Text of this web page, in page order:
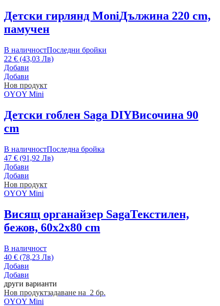
Детски гирлянд MoniДължина 220 cm,
памучен
В наличностПоследни бройки
22 € (43,03 Лв)
Добави
Добави
Нов продукт
OYOY Mini
Детски гоблен Saga DIYВисочина 90
cm
В наличностПоследна бройка
47 € (91,92 Лв)
Добави
Добави
Нов продукт
OYOY Mini
Висящ органайзер SagaТекстилен,
бежов, 60x2x80 cm
В наличност
40 € (78,23 Лв)
Добави
Добави
други варианти
Нов продуктзадаване на 2 бр.
OYOY Mini